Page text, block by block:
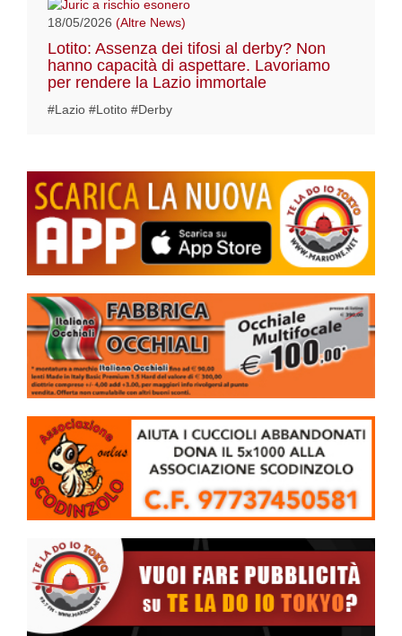
18/05/2026 (Altre News)
Lotito: Assenza dei tifosi al derby? Non
hanno capacità di aspettare. Lavoriamo
per rendere la Lazio immortale
#Lazio #Lotito #Derby